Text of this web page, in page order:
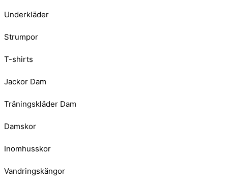
Underkläder
Strumpor
T-shirts
Jackor Dam
Träningskläder Dam
Damskor
Inomhusskor
Vandringskängor